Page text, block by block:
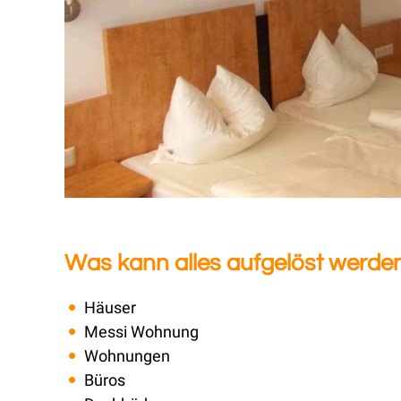
Was kann alles aufgelöst
Häuser
Messi Wohnung
Wohnungen
Büros